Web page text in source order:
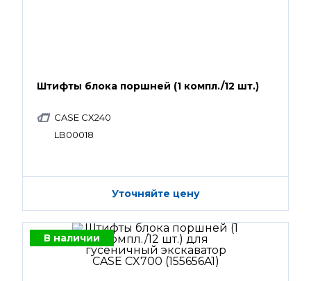
Штифты блока поршней (1 компл./12 шт.)
CASE CX240
LB00018
Уточняйте цену
В наличии